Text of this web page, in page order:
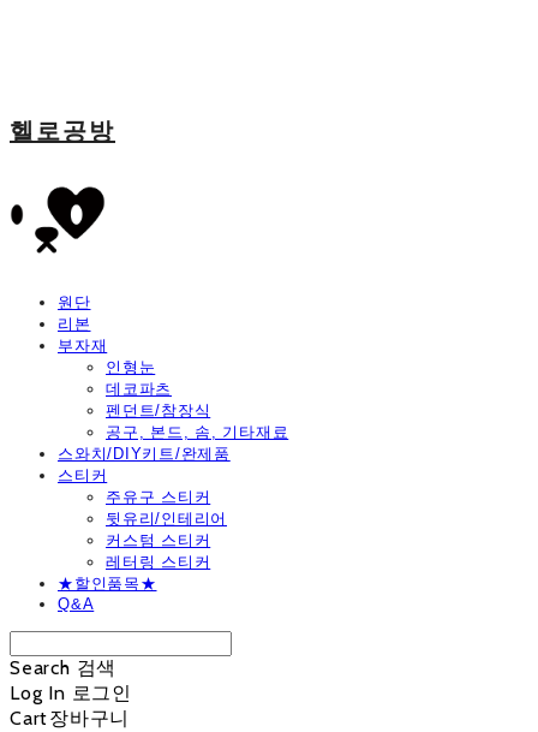
헬로공방
원단
리본
부자재
인형눈
데코파츠
펜던트/참장식
공구, 본드, 솜, 기타재료
스와치/DIY키트/완제품
스티커
주유구 스티커
뒷유리/인테리어
커스텀 스티커
레터링 스티커
★할인품목★
Q&A
Search 검색
Log In 로그인
Cart장바구니